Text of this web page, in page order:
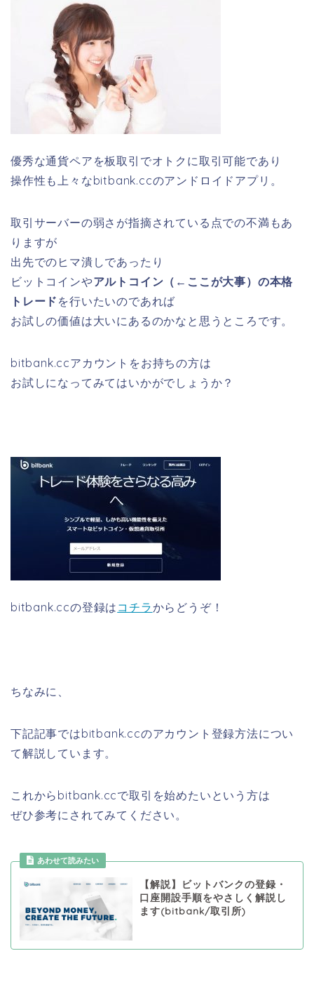
優秀な通貨ペアを板取引でオトクに取引可能であり
操作性も上々なbitbank.ccのアンドロイドアプリ。
取引サーバーの弱さが指摘されている点での不満もあ
りますが
出先でのヒマ潰しであったり
ビットコインやアルトコイン（←ここが大事）の本格
トレード を行いたいのであれば
お試しの価値は大いにあるのかなと思うところです。
bitbank.ccアカウントをお持ちの方は
お試しになってみてはいかがでしょうか？
bitbank.ccの登録は コチラからどうぞ！
ちなみに、
下記記事ではbitbank.ccのアカウント登録方法につい
て解説しています。
これからbitbank.ccで取引を始めたいという方は
ぜひ参考にされてみてください。
あわせて読みたい
【解説】ビットバンクの登録・
口座開設手順をやさしく解説し
ます(bitbank/取引所)